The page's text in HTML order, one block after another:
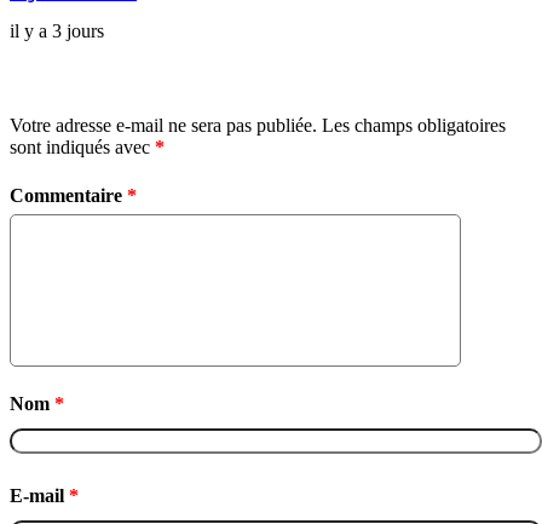
il y a 3 jours
Votre adresse e-mail ne sera pas publiée. Les champs obligatoires
sont indiqués avec *
Commentaire *
Nom *
E-mail *